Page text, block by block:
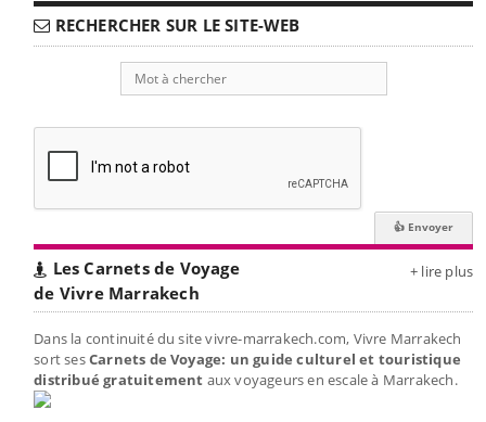
RECHERCHER SUR LE SITE-WEB
Les Carnets de Voyage
de Vivre Marrakech
+ lire plus
Dans la continuité du site vivre-marrakech.com, Vivre Marrakech
sort sesCarnets de Voyage: un guide culturel et touristique
distribué gratuitement aux voyageurs en escale à Marrakech.